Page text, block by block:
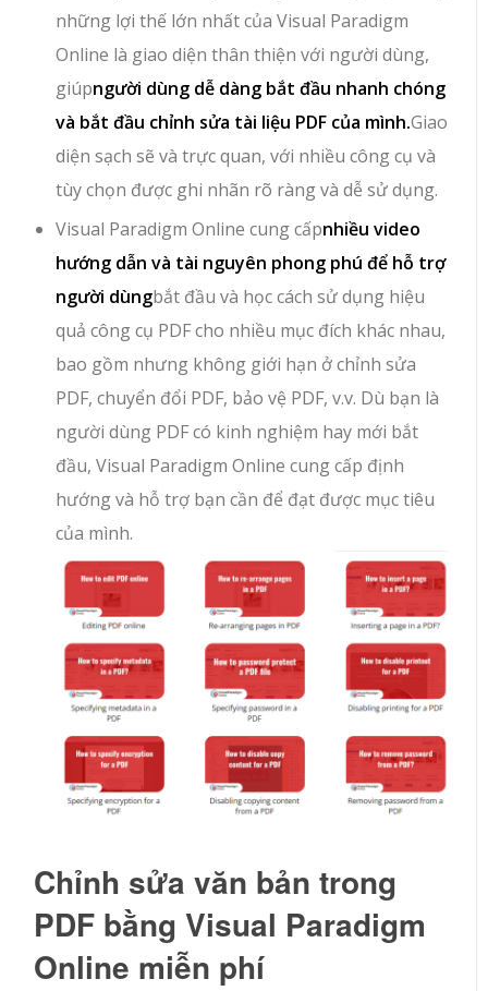
những lợi thế lớn nhất của Visual Paradigm
Online là giao diện thân thiện với người dùng,
giúpngười dùng dễ dàng bắt đầu nhanh chóng
và bắt đầu chỉnh sửa tài liệu PDF của mình.Giao
diện sạch sẽ và trực quan, với nhiều công cụ và
tùy chọn được ghi nhãn rõ ràng và dễ sử dụng.
Visual Paradigm Online cung cấpnhiều video
hướng dẫn và tài nguyên phong phú để hỗ trợ
người dùngbắt đầu và học cách sử dụng hiệu
quả công cụ PDF cho nhiều mục đích khác nhau,
bao gồm nhưng không giới hạn ở chỉnh sửa
PDF, chuyển đổi PDF, bảo vệ PDF, v.v. Dù bạn là
người dùng PDF có kinh nghiệm hay mới bắt
đầu, Visual Paradigm Online cung cấp định
hướng và hỗ trợ bạn cần để đạt được mục tiêu
của mình.
Chỉnh sửa văn bản trong
PDF bằng Visual Paradigm
Online miễn phí